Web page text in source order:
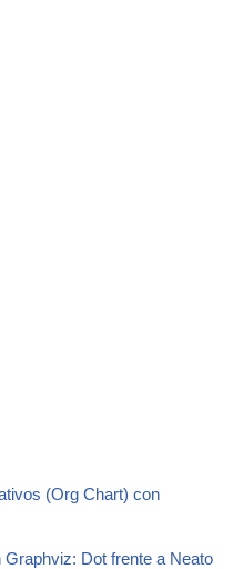
(Org Chart) con
Dot frente a Neato